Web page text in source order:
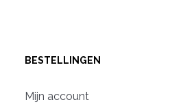
BESTELLINGEN
Mijn account